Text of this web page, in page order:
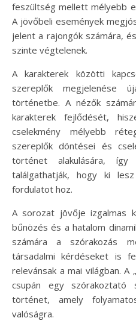
feszültség mellett mélyebb
A jövőbeli események
jelent a rajongók számára,
szinte végtelenek.
A karakterek közötti
szereplők megjelenése
történetbe. A nézők
karakterek fejlődését,
cselekmény mélyebb
szereplők döntései és
történet alakulására, így
találgathatják, hogy ki
fordulatot hoz.
A sorozat jövője izgalmas
bűnözés és a hatalom
számára a szórakozás
társadalmi kérdéseket is
relevánsak a mai világban. A
csupán egy szórakoztató
történet, amely
valóságra.